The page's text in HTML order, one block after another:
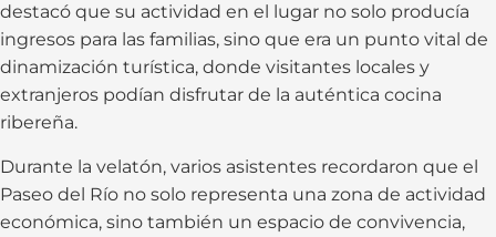
destacó que su actividad en el lugar no solo producía
ingresos para las familias, sino que era un punto vital de
dinamización turística, donde visitantes locales y
extranjeros podían disfrutar de la auténtica cocina
ribereña.
Durante la velatón, varios asistentes recordaron que el
Paseo del Río no solo representa una zona de actividad
económica, sino también un espacio de convivencia,